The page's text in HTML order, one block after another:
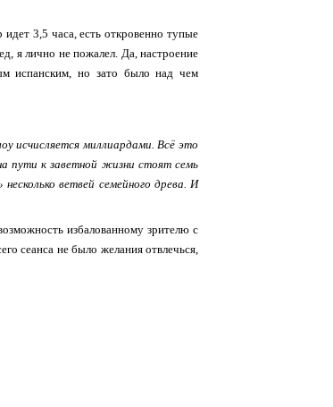
3,5 часа, есть откровенно тупые
я лично не пожалел. Да, настроение
испанским, но зато было над чем
исчисляется миллиардами. Всё это
пути к заветной жизни стоят семь
ветвей семейного древа. И
избалованному зрителю с
сеанса не было желания отвлечься,